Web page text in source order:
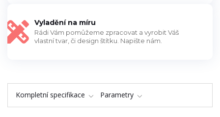
Vyladění na míru
Rádi Vám pomůžeme zpracovat a vyrobit Váš
vlastní tvar, či design štítku. Napište nám.
Kompletní specifikace Parametry